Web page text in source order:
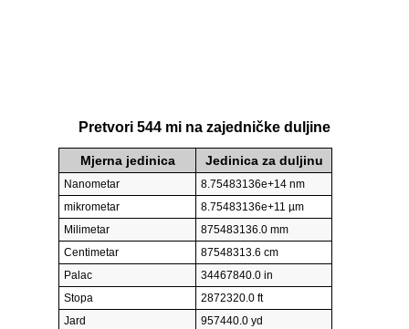
Pretvori 544 mi na zajedničke duljine
Mjerna jedinica Jedinica za duljinu
Nanometar
8.75483136e+14 nm
mikrometar
8.75483136e+11 µm
Milimetar
875483136.0 mm
Centimetar
87548313.6 cm
Palac
34467840.0 in
Stopa
2872320.0 ft
Jard
957440.0 yd